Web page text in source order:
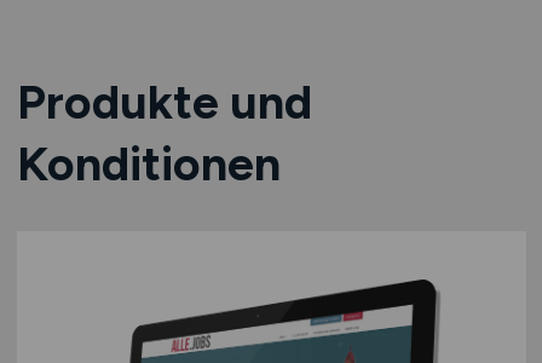
Produkte und
Konditionen